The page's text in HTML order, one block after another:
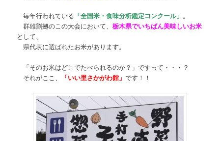
毎年行われている 「全国米・食味分析鑑定コンクール」 。
群雄割拠のこの大会において、栃木県でいちばん美味しいお米
として、
県代表に選ばれたお米があります。
「そのお米はどこでたべられるのか？」ですって・・・？
それがここ 、 「いい里さかがわ館」です！！